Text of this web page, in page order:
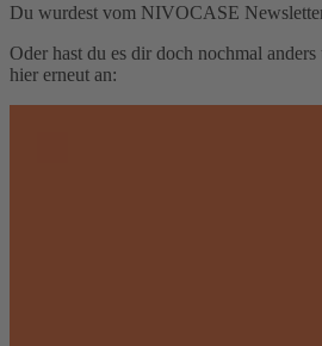
Du wurdest vom NIVOCASE
Oder hast du es dir doch nochmal
hier erneut an: